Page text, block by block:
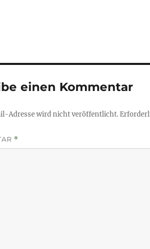
einen Kommentar
Adresse wird nicht veröffentlicht.
*